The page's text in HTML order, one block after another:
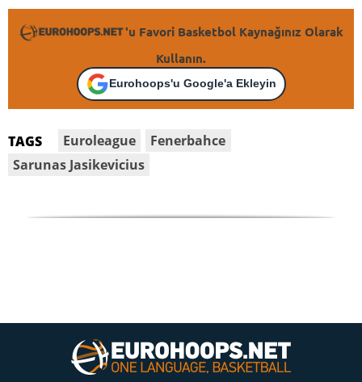
'u Favori Basketbol Kaynağınız Olarak
Kullanın.
Eurohoops'u Google'a Ekleyin
TAGS Euroleague
Fenerbahce
Sarunas Jasikevicius